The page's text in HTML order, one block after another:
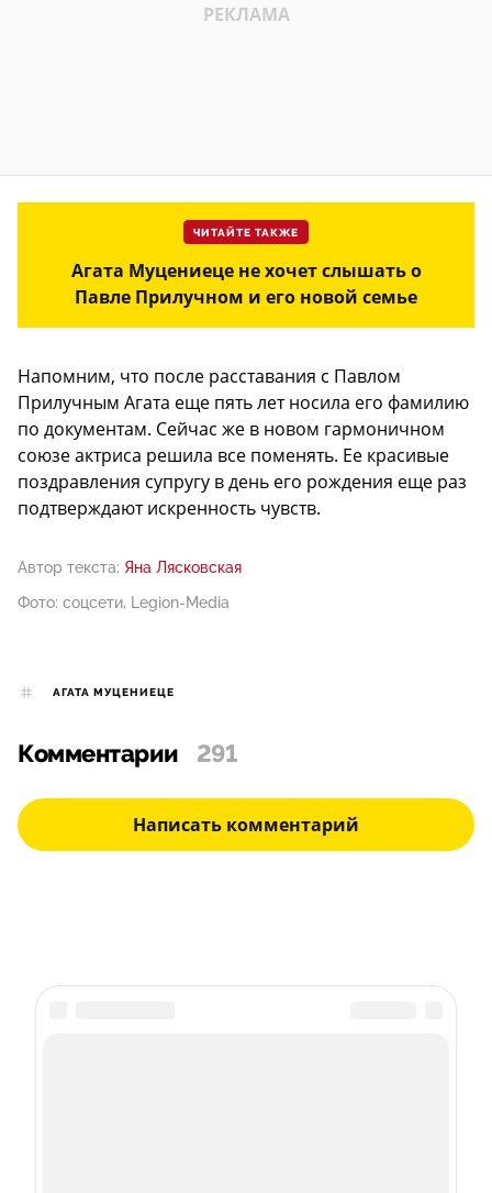
ЧИТАЙТЕ ТАКЖЕ
Агата Муцениеце не хочет слышать о
Павле Прилучном и его новой семье
Напомним, что после расставания с Павлом
Прилучным Агата еще пять лет носила его фамилию
по документам. Сейчас же в новом гармоничном
союзе актриса решила все поменять. Ее красивые
поздравления супругу в день его рождения еще раз
подтверждают искренность чувств.
Автор текста: Яна Лясковская
Фото: соцсети, Legion-Media
АГАТА МУЦЕНИЕЦЕ
Комментарии 291
Написать комментарий